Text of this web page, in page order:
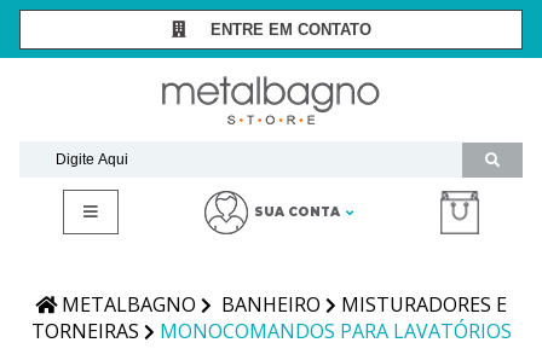
ENTRE EM CONTATO
SÃO PAULO - (11) 3081-7006
RIO DE JANEIRO -
(21) 2294-8091
(11) 99467-1909
SUA CONTA
METALBAGNO BANHEIRO
MISTURADORES E
TORNEIRAS
MONOCOMANDOS PARA LAVATÓRIOS